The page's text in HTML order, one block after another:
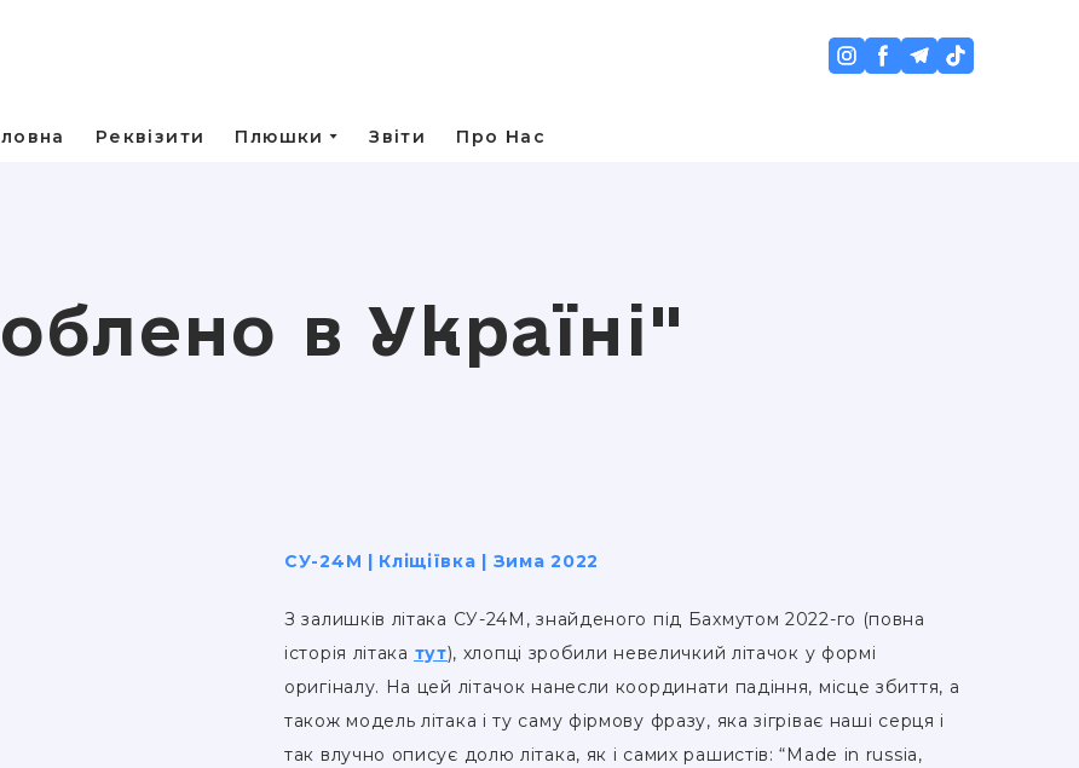
Реквізити Плюшки Звіти Про Нас
в Україні"
СУ-24М | Кліщіївка | Зима 2022
З залишків літака СУ-24M, знайденого під Бахмутом 2022-го (повна
історія літака тут), хлопці зробили невеличкий літачок у формі
оригіналу. На цей літачок нанесли координати падіння, місце збиття, а
також модель літака і ту саму фірмову фразу, яка зігріває наші серця і
так влучно описує долю літака, як і самих рашистів: “Made in russia,